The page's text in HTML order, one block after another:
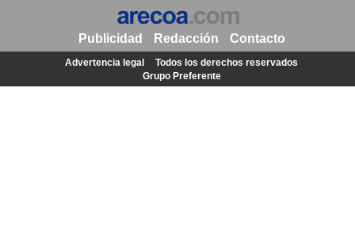
Publicidad Redacción Contacto
Advertencia legal
Todos los derechos reservados
Grupo Preferente